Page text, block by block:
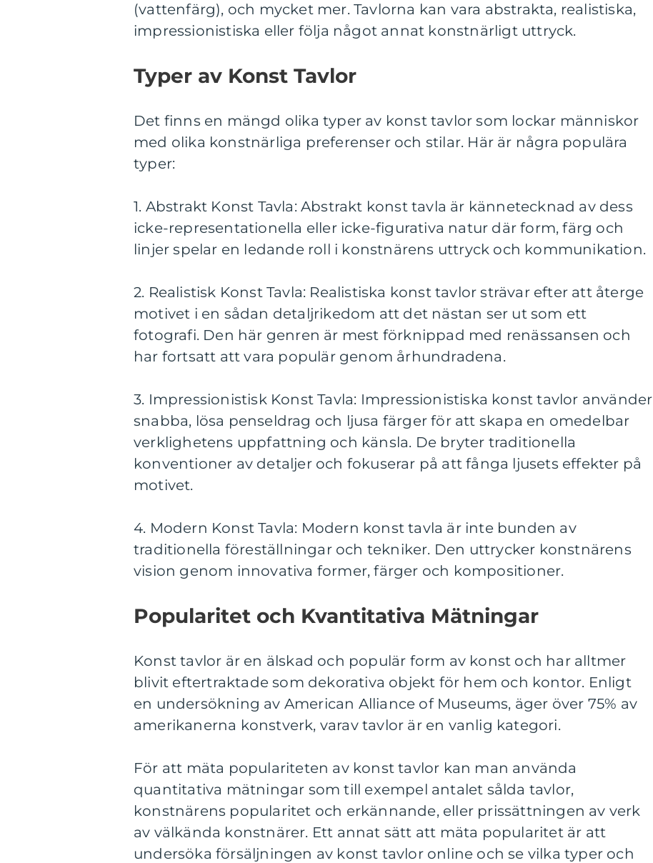
(vattenfärg), och mycket mer. Tavlorna kan vara abstrakta, realistiska,
impressionistiska eller följa något annat konstnärligt uttryck.
Typer av Konst Tavlor
Det finns en mängd olika typer av konst tavlor som lockar människor
med olika konstnärliga preferenser och stilar. Här är några populära
typer:
1. Abstrakt Konst Tavla: Abstrakt konst tavla är kännetecknad av dess
icke-representationella eller icke-figurativa natur där form, färg och
linjer spelar en ledande roll i konstnärens uttryck och kommunikation.
2. Realistisk Konst Tavla: Realistiska konst tavlor strävar efter att återge
motivet i en sådan detaljrikedom att det nästan ser ut som ett
fotografi. Den här genren är mest förknippad med renässansen och
har fortsatt att vara populär genom århundradena.
3. Impressionistisk Konst Tavla: Impressionistiska konst tavlor använder
snabba, lösa penseldrag och ljusa färger för att skapa en omedelbar
verklighetens uppfattning och känsla. De bryter traditionella
konventioner av detaljer och fokuserar på att fånga ljusets effekter på
motivet.
4. Modern Konst Tavla: Modern konst tavla är inte bunden av
traditionella föreställningar och tekniker. Den uttrycker konstnärens
vision genom innovativa former, färger och kompositioner.
Popularitet och Kvantitativa Mätningar
Konst tavlor är en älskad och populär form av konst och har alltmer
blivit eftertraktade som dekorativa objekt för hem och kontor. Enligt
en undersökning av American Alliance of Museums, äger över 75% av
amerikanerna konstverk, varav tavlor är en vanlig kategori.
För att mäta populariteten av konst tavlor kan man använda
quantitativa mätningar som till exempel antalet sålda tavlor,
konstnärens popularitet och erkännande, eller prissättningen av verk
av välkända konstnärer. Ett annat sätt att mäta popularitet är att
undersöka försäljningen av konst tavlor online och se vilka typer och